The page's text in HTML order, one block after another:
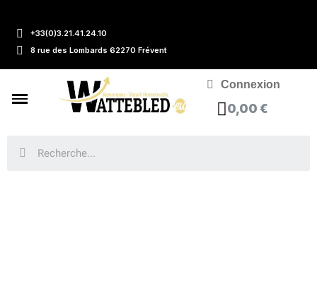
+33(0)3.21.41.24.10
8 rue des Lombards 62270 Frévent
Connexion
0,00 €